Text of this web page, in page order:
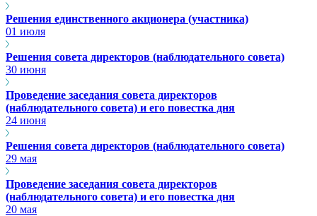
Решения единственного акционера (участника)
01 июля
Решения совета директоров (наблюдательного совета)
30 июня
Проведение заседания совета директоров
(наблюдательного совета) и его повестка дня
24 июня
Решения совета директоров (наблюдательного совета)
29 мая
Проведение заседания совета директоров
(наблюдательного совета) и его повестка дня
20 мая